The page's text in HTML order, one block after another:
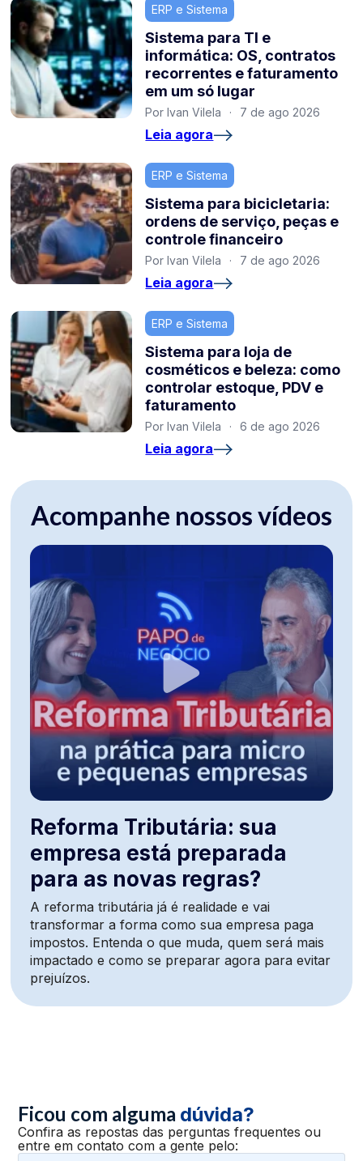
ERP e Sistema
Sistema para TI e
informática: OS, contratos
recorrentes e faturamento
em um só lugar
Por Ivan Vilela · 7 de ago 2026
Leia agora
ERP e Sistema
Sistema para bicicletaria:
ordens de serviço, peças e
controle financeiro
Por Ivan Vilela · 7 de ago 2026
Leia agora
ERP e Sistema
Sistema para loja de
cosméticos e beleza: como
controlar estoque, PDV e
faturamento
Por Ivan Vilela · 6 de ago 2026
Leia agora
Acompanhe nossos vídeos
Reforma Tributária: sua
empresa está preparada
para as novas regras?
A reforma tributária já é realidade e vai
transformar a forma como sua empresa paga
impostos. Entenda o que muda, quem será mais
impactado e como se preparar agora para evitar
prejuízos.
Ficou com alguma dúvida?
Confira as repostas das perguntas frequentes ou
entre em contato com a gente pelo: